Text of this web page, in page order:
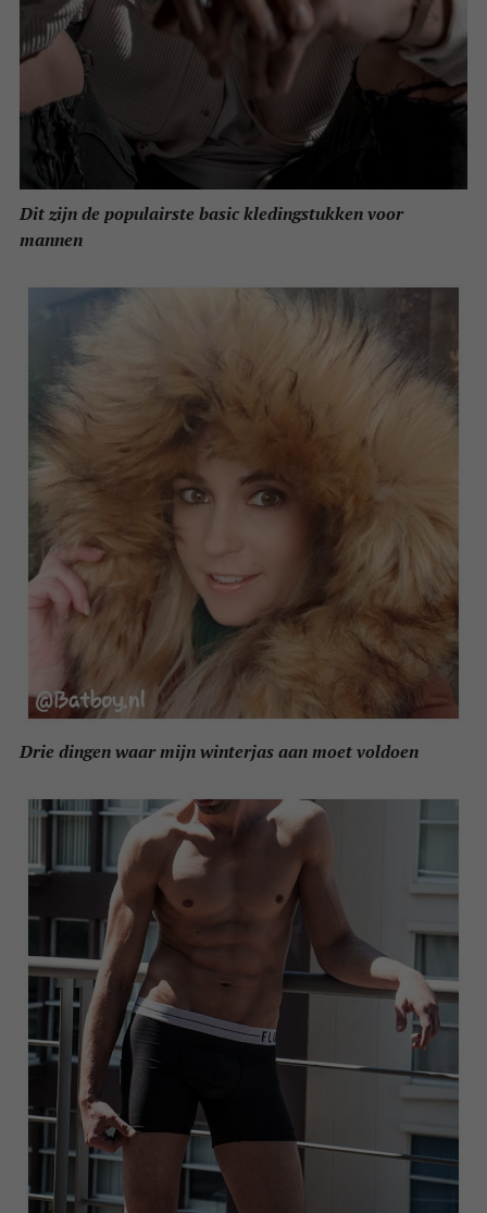
Dit zijn de populairste basic kledingstukken voor
mannen
Drie dingen waar mijn winterjas aan moet voldoen